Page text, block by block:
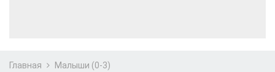
Главная Малыши (0-3)